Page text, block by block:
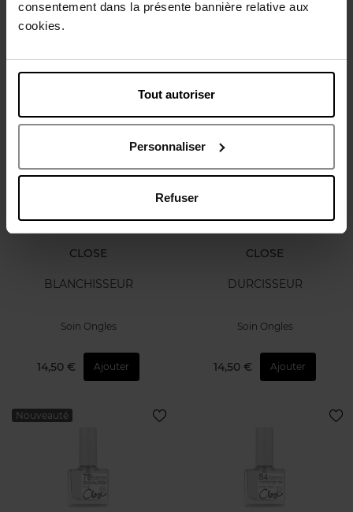
consentement dans la présente bannière relative aux
cookies.
Tout autoriser
Personnaliser
Refuser
SOS ONGLES HUILE CUTICULES
14,50 €
CLOSE
BLANCHISSEUR
Soin Ongles
14,50 € Ajouter
CLOSE
DURCISSEUR
Soin Ongles
14,50 € Ajouter
Nouveauté